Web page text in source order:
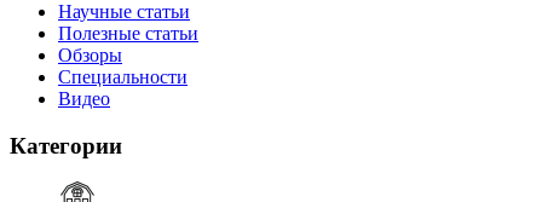
Научные статьи
Полезные статьи
Обзоры
Специальности
Видео
Категории